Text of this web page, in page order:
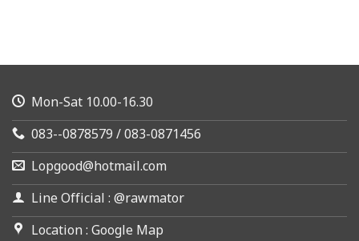
Mon-Sat 10.00-16.30
083--0878579 / 083-0871456
Lopgood@hotmail.com
Line Official : @rawmator
Location : Google Map